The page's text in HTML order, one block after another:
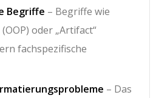
Begriffe – Begriffe wie
oder „Artifact“
fachspezifische
– Das